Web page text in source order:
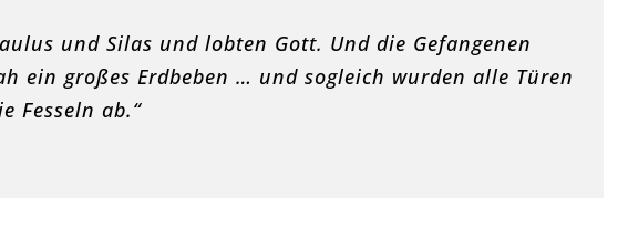
und Silas und lobten Gott. Und die Gefangenen
ein großes Erdbeben … und sogleich wurden alle Türen
Fesseln ab.“